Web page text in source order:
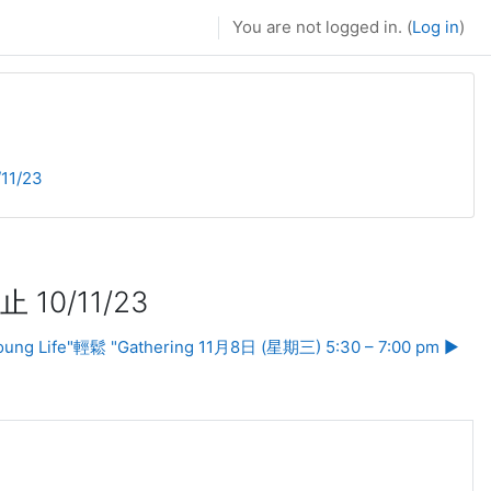
You are not logged in. (Log in)
23
10/11/23
Life"輕鬆 "Gathering 11月8日 (星期三) 5:30 – 7:00 pm ▶︎